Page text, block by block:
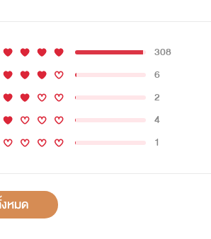
308
6
2
4
1
หมด